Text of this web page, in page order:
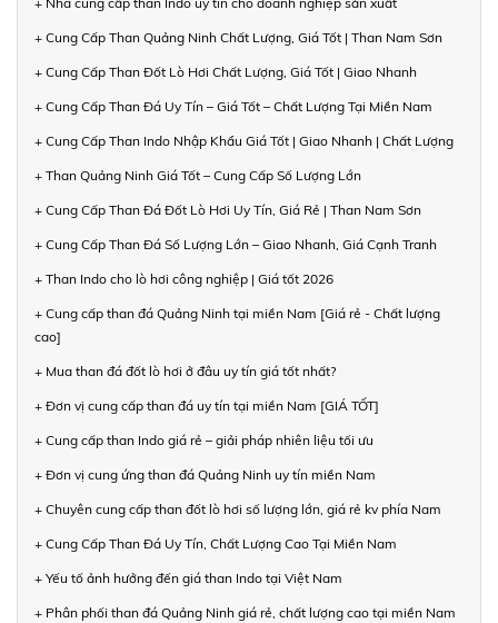
+ Cung Cấp Than Quảng Ninh Chất Lượng, Giá Tốt | Than Nam Sơn
+ Cung Cấp Than Đốt Lò Hơi Chất Lượng, Giá Tốt | Giao Nhanh
+ Cung Cấp Than Đá Uy Tín – Giá Tốt – Chất Lượng Tại Miền Nam
+ Cung Cấp Than Indo Nhập Khẩu Giá Tốt | Giao Nhanh | Chất Lượng
+ Than Quảng Ninh Giá Tốt – Cung Cấp Số Lượng Lớn
+ Cung Cấp Than Đá Đốt Lò Hơi Uy Tín, Giá Rẻ | Than Nam Sơn
+ Cung Cấp Than Đá Số Lượng Lớn – Giao Nhanh, Giá Cạnh Tranh
+ Than Indo cho lò hơi công nghiệp | Giá tốt 2026
+ Cung cấp than đá Quảng Ninh tại miền Nam [Giá rẻ - Chất lượng
cao]
+ Mua than đá đốt lò hơi ở đâu uy tín giá tốt nhất?
+ Đơn vị cung cấp than đá uy tín tại miền Nam [GIÁ TỐT]
+ Cung cấp than Indo giá rẻ – giải pháp nhiên liệu tối ưu
+ Đơn vị cung ứng than đá Quảng Ninh uy tín miền Nam
+ Chuyên cung cấp than đốt lò hơi số lượng lớn, giá rẻ kv phía Nam
+ Cung Cấp Than Đá Uy Tín, Chất Lượng Cao Tại Miền Nam
+ Yếu tố ảnh hưởng đến giá than Indo tại Việt Nam
+ Phân phối than đá Quảng Ninh giá rẻ, chất lượng cao tại miền Nam